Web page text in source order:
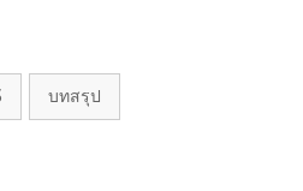
บทสรุป